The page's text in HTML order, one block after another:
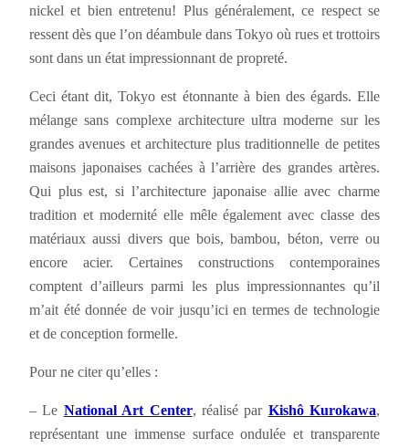
nickel et bien entretenu! Plus généralement, ce respect se
ressent dès que l’on déambule dans Tokyo où rues et trottoirs
sont dans un état impressionnant de propreté.
Ceci étant dit, Tokyo est étonnante à bien des égards. Elle
mélange sans complexe architecture ultra moderne sur les
grandes avenues et architecture plus traditionnelle de petites
maisons japonaises cachées à l’arrière des grandes artères.
Qui plus est, si l’architecture japonaise allie avec charme
tradition et modernité elle mêle également avec classe des
matériaux aussi divers que bois, bambou, béton, verre ou
encore acier. Certaines constructions contemporaines
comptent d’ailleurs parmi les plus impressionnantes qu’il
m’ait été donnée de voir jusqu’ici en termes de technologie
et de conception formelle.
Pour ne citer qu’elles :
– Le National Art Center, réalisé par Kishô Kurokawa,
représentant une immense surface ondulée et transparente